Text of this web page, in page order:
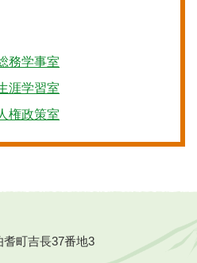
務学事室
涯学習室
権政策室
耆町吉長37番地3